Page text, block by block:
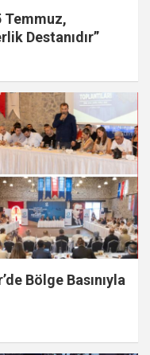
Temmuz,
Destanıdır”
Bölge Basınıyla